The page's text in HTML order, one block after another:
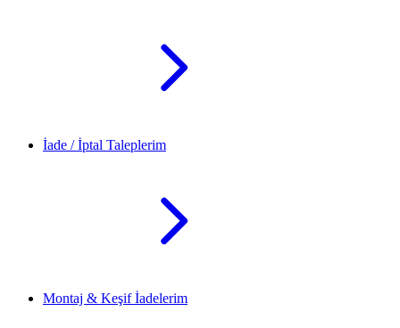
İade / İptal Taleplerim
Montaj & Keşif İadelerim